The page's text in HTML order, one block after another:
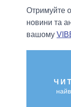
Отримуйте
новини та
вашому